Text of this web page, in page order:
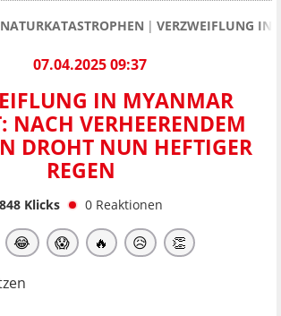
NATURKATASTROPHEN VERZWEIFLUNG IN
07.04.2025 09:37
IN MYANMAR
NACH VERHEERENDEM
DROHT NUN HEFTIGER
REGEN
848Klicks 0 Reaktionen
😂 😱 🔥 😥 👏